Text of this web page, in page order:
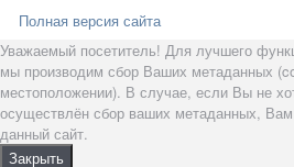
Полная версия сайта
Уважаемый посетитель! Для лучшего
мы производим сбор Ваших метаданных
местоположении). В случае, если Вы не
осуществлён сбор ваших метаданных, Вам
данный сайт.
Закрыть